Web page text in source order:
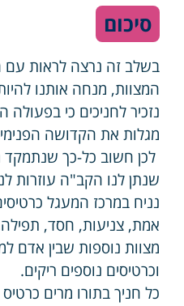
סיכום
בשלב זה נרצה לראות עם
המצוות, מנחה אותנו
נזכיר לחניכים כי
מגלות את הקדושה
לכן חשוב כל-כך שנתמקד
שנתן לנו הקב"ה עוזרות
נניח במרכז המעגל
אמת, צניעות, חסד,
מצוות נוספות שבין אדם
וכרטיסים נוספים ריקים.
כל חניך בתורו מרים